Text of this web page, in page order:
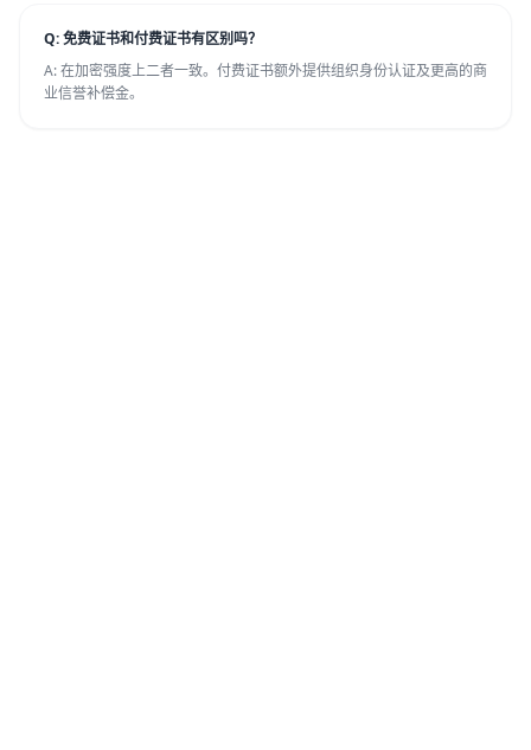
Q: 免费证书和付费证书有区别吗？
A: 在加密强度上二者一致。付费证书额外提供组织身份认证及更高的商
业信誉补偿金。